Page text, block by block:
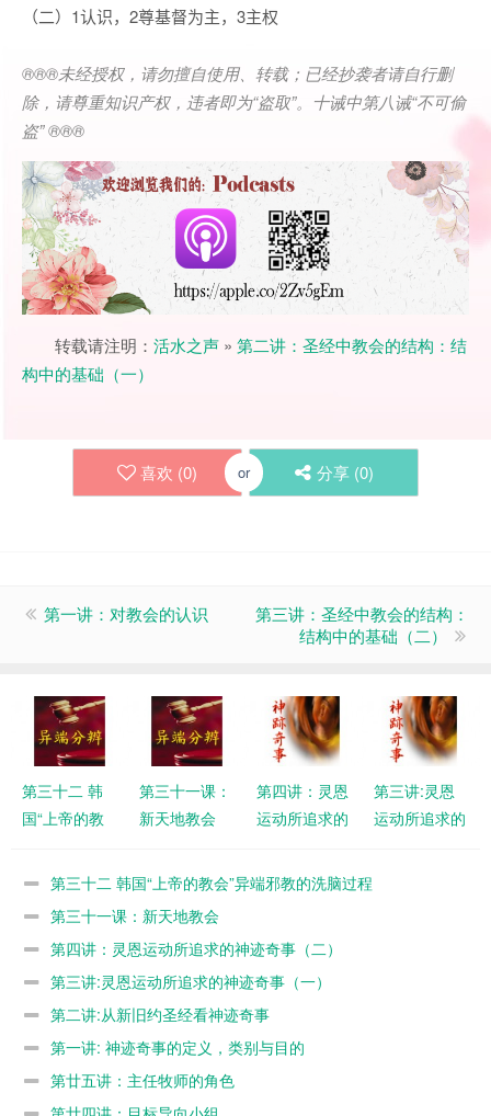
（二） 1认识， 2尊基督为主， 3主权
®®®未经授权，请勿擅自使用、转载；已经抄袭者请自行删
除，请尊重知识产权，违者即为“盗取”。十诫中第八诫“不可偷
盗” ®®®
转载请注明： 活水之声 » 第二讲：圣经中教会的结构：结
构中的基础（一）
喜欢 (0) or 分享 (0)
第一讲：对教会的认识
第三讲：圣经中教会的结构：
结构中的基础（二）
第三十二 韩
国“上帝的教
的洗脑过程
第三十一课：
新天地教会
第四讲：灵恩
运动所追求的
（二）
第三讲:灵恩
运动所追求的
第三十二 韩国“上帝的教会”异端邪教的洗脑过程
第三十一课：新天地教会
第四讲：灵恩运动所追求的神迹奇事（二）
第三讲:灵恩运动所追求的神迹奇事（一）
第二讲:从新旧约圣经看神迹奇事
第一讲: 神迹奇事的定义，类别与目的
第廿五讲：主任牧师的角色